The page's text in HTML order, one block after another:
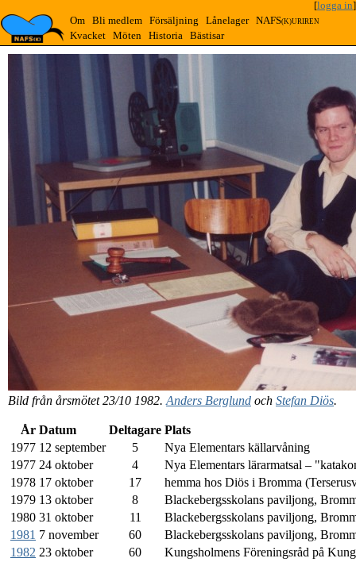
[logga in]
Om
Bli medlem Försäljning Lånelager NAFS(K)URIREN
Kvacket Möten Historia Bästisar
Bild från årsmötet 23/10 1982. Anders Berglund och Stefan Diös.
År Datum Deltagare Plats
1977 12 september 5
Nya Elementars källarvåning
1977 24 oktober 4
Nya Elementars lärarmatsal –
1978 17 oktober 17
hemma hos Diös i Bromma
1979 13 oktober 8
Blackebergsskolans paviljong,
1980 31 oktober 11
Blackebergsskolans paviljong,
1981 7 november 60
Blackebergsskolans paviljong,
1982 23 oktober 60
Kungsholmens Föreningsråd på